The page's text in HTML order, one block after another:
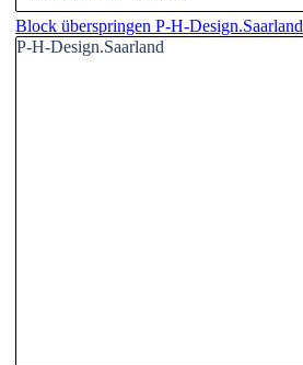
Block überspringen P-H-Design.Saarland
P-H-Design.Saarland